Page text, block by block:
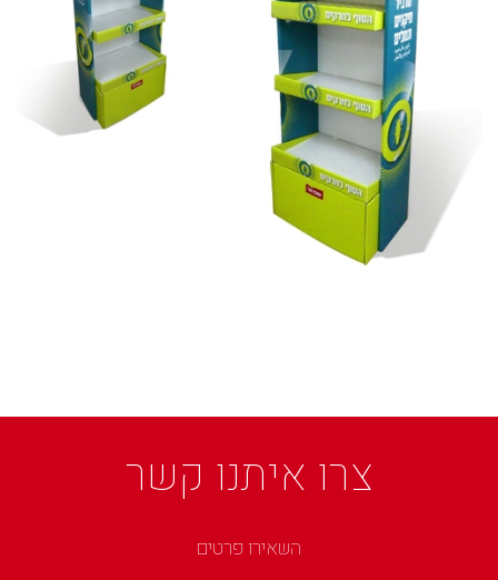
צרו איתנו קשר
השאירו פרטים